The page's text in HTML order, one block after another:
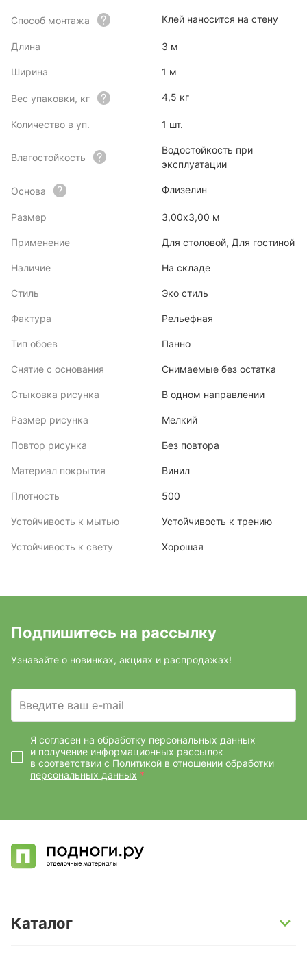
Способ монтажа Клей наносится на стену
Длина 3 м
Ширина 1 м
Вес упаковки, кг 4,5 кг
Количество в уп. 1 шт.
Влагостойкость
Водостойкость при
эксплуатации
Основа Флизелин
Размер 3,00х3,00 м
Применение Для столовой, Для гостиной
Наличие На складе
Стиль Эко стиль
Фактура Рельефная
Тип обоев Панно
Снятие с основания Снимаемые без остатка
Стыковка рисунка В одном направлении
Размер рисунка Мелкий
Повтор рисунка Без повтора
Материал покрытия Винил
Плотность 500
Устойчивость к мытью Устойчивость к трению
Устойчивость к свету Хорошая
Подпишитесь на рассылку
Узнавайте о новинках, акциях и распродажах!
Введите ваш e-mail
Я согласен на обработку персональных данных
и получение информационных рассылок
в соответствии с Политикой в отношении обработки
персональных данных *
Каталог